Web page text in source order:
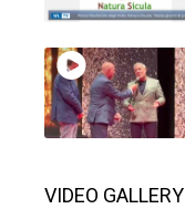
VIDEO GALLERY